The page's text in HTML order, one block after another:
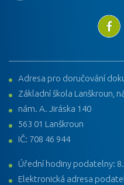
Adresa pro doručování
Základní škola Lanškroun,
nám. A. Jiráska 140
563 01 Lanškroun
IČ: 708 46 944
Úřední hodiny podatelny:
Elektronická adresa